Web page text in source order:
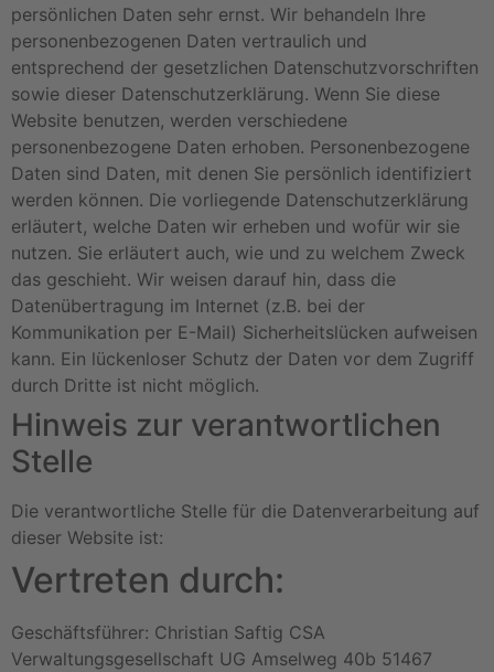
persönlichen Daten sehr ernst. Wir behandeln Ihre
personenbezogenen Daten vertraulich und
entsprechend der gesetzlichen Datenschutzvorschriften
sowie dieser Datenschutzerklärung. Wenn Sie diese
Website benutzen, werden verschiedene
personenbezogene Daten erhoben. Personenbezogene
Daten sind Daten, mit denen Sie persönlich identifiziert
werden können. Die vorliegende Datenschutzerklärung
erläutert, welche Daten wir erheben und wofür wir sie
nutzen. Sie erläutert auch, wie und zu welchem Zweck
das geschieht. Wir weisen darauf hin, dass die
Datenübertragung im Internet (z.B. bei der
Kommunikation per E-Mail) Sicherheitslücken aufweisen
kann. Ein lückenloser Schutz der Daten vor dem Zugriff
durch Dritte ist nicht möglich.
Hinweis zur verantwortlichen
Stelle
Die verantwortliche Stelle für die Datenverarbeitung auf
dieser Website ist:
Vertreten durch:
Geschäftsführer: Christian Saftig CSA
Verwaltungsgesellschaft UG Amselweg 40b 51467